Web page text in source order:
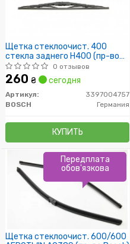
Щетка стеклоочист. 400
стекла заднего H400 (пр-во
Bosch)
0 отзывов
260 ₴ сегодня
Артикул:
3397004757
BOSCH
Германия
КУПИТЬ
Щетка стеклоочист. 600/600
Передплата
обов'язкова